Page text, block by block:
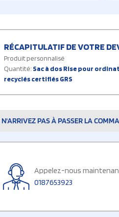
RÉCAPITULATIF DE VOTRE
Produit personnalisé
Quantité: Sac à dos Rise pour
recyclés certifiés GRS
PAS À PASSER LA
Appelez-nous
0187653923